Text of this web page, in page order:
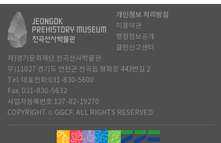
개인정보 처리방침
이용약관
행정정보공개
클린신고센터
재)경기문화재단 전곡선사박물관
우)11027 경기도 연천군 전곡읍 평화로 443번길 2
Tel. 대표전화:031-830-5600
Fax. 031-830-5632
사업자등록번호 127-82-19270
COPYRIGHT © GGCF. ALL RIGHTS RESERVED